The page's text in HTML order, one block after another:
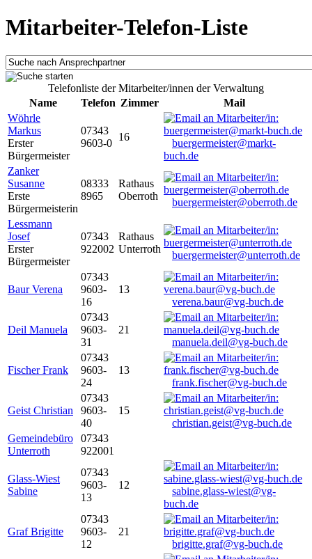
Mitarbeiter-Telefon-Liste
Telefonliste der Mitarbeiter/innen der Verwaltung
Name
Telefon Zimmer
Mail
Wöhrle
Markus
Erster
Bürgermeister
07343
9603-0
16
buergermeister@markt-
buch.de
Zanker
Susanne
Erste
Bürgermeisterin
08333
8965
Rathaus
Oberroth
buergermeister@oberroth.de
Lessmann
Josef
Erster
Bürgermeister
07343
922002
Rathaus
Unterroth
buergermeister@unterroth.de
Baur Verena
07343
9603-
16
13
verena.baur@vg-buch.de
Deil Manuela
07343
9603-
31
21
manuela.deil@vg-buch.de
Fischer Frank
07343
9603-
24
13
frank.fischer@vg-buch.de
Geist Christian
07343
9603-
40
15
christian.geist@vg-buch.de
Gemeindebüro
Unterroth
07343
922001
Glass-Wiest
Sabine
07343
9603-
13
12
sabine.glass-wiest@vg-
buch.de
Graf Brigitte
07343
9603-
12
21
brigitte.graf@vg-buch.de